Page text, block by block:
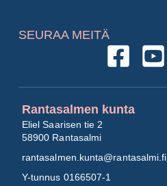
Rantasalmen kunta
Eliel Saarisen tie 2
58900 Rantasalmi
rantasalmen.kunta@rantasalmi.fi
Y-tunnus 0166507-1
SEURAA MEITÄ